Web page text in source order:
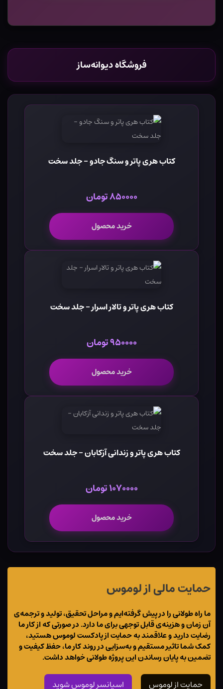
فروشگاه دیوانه‌ساز
کتاب هری پاتر و سنگ جادو - جلد سخت
۸۵۰۰۰۰ تومان
خرید محصول
کتاب هری پاتر و تالار اسرار - جلد سخت
۹۵۰۰۰۰ تومان
خرید محصول
کتاب هری پاتر و زندانی آزکابان - جلد سخت
۱۰۷۰۰۰۰ تومان
خرید محصول
حمایت مالی از لوموس
ما راه طولانی را در پیش گرفته‌ایم و مراحل تحقیق، تولید و ترجمه‌ی
آن زمان و هزینه‌ی قابل توجهی برای ما دارد. در صورتی که از کار ما
رضایت دارید و علاقمند به حمایت از پادکست لوموس هستید،
کمک شما تاثیر مستقیم و به‌سزایی در روند کار ما، حفظ کیفیت و
تضمین به پایان رساندن این پروژه طولانی خواهد داشت.
حمایت از لوموس اسپانسر لوموس شوید